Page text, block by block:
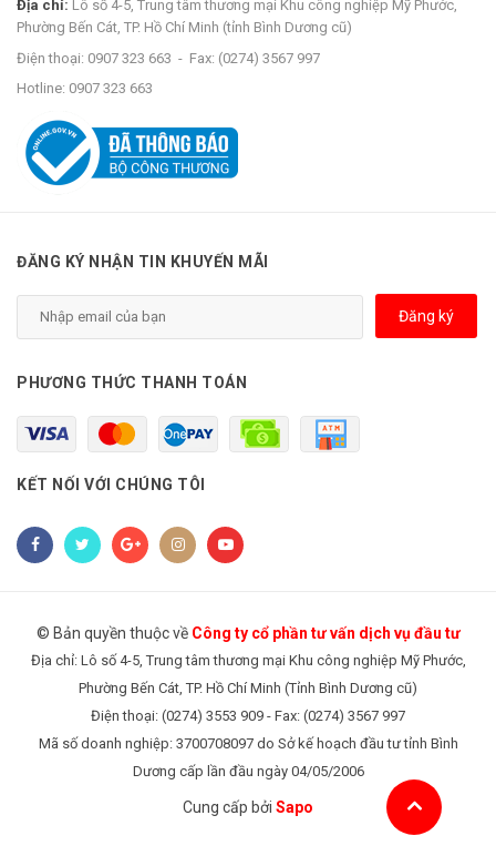
Địa chỉ: Lô số 4-5, Trung tâm thương mại Khu công nghiệp Mỹ Phước,
Phường Bến Cát, TP. Hồ Chí Minh (tỉnh Bình Dương cũ)
Điện thoại: 0907 323 663 - Fax: (0274) 3567 997
Hotline: 0907 323 663
ĐĂNG KÝ NHẬN TIN KHUYẾN MÃI
Đăng ký
PHƯƠNG THỨC THANH TOÁN
KẾT NỐI VỚI CHÚNG TÔI
© Bản quyền thuộc về Công ty cổ phần tư vấn dịch vụ đầu tư
Địa chỉ: Lô số 4-5, Trung tâm thương mại Khu công nghiệp Mỹ Phước,
Phường Bến Cát, TP. Hồ Chí Minh (Tỉnh Bình Dương cũ)
Điện thoại: (0274) 3553 909 - Fax: (0274) 3567 997
Mã số doanh nghiệp: 3700708097 do Sở kế hoạch đầu tư tỉnh Bình
Dương cấp lần đầu ngày 04/05/2006
Cung cấp bởi Sapo